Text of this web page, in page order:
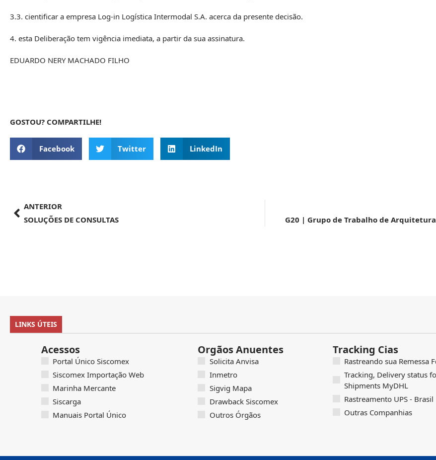
3.3. cientificar a empresa Log-in Logística Intermodal S.A. acerca da presente decisão.
4. esta Deliberação tem vigência imediata, a partir da sua assinatura.
EDUARDO NERY MACHADO FILHO
GOSTOU? COMPARTILHE!
Facebook Twitter LinkedIn
ANTERIOR
SOLUÇÕES DE CONSULTAS
LINKS ÚTEIS
Acessos
Portal Único Siscomex
Siscomex Importação Web
Marinha Mercante
Siscarga
Manuais Portal Único
Orgãos Anuentes
Solicita Anvisa
Inmetro
Sigvig Mapa
Drawback Siscomex
Outros Órgãos
Tracking Cias
Rastreando sua Remessa
Tracking, Delivery status
Shipments MyDHL
Rastreamento UPS - Brasil
Outras Companhias